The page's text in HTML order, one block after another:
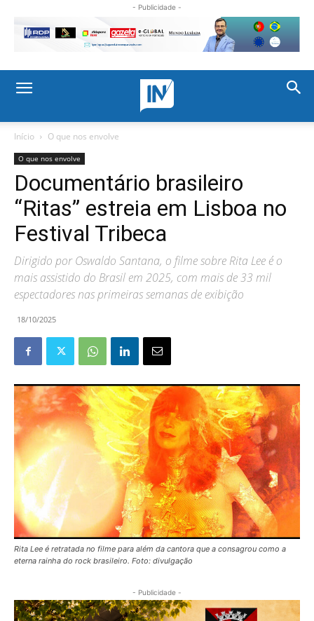
- Publicidade -
Início O que nos envolve
O que nos envolve
Documentário brasileiro
“Ritas” estreia em Lisboa no
Festival Tribeca
Dirigido por Oswaldo Santana, o filme sobre Rita Lee é o
mais assistido do Brasil em 2025, com mais de 33 mil
espectadores nas primeiras semanas de exibição
18/10/2025
Rita Lee é retratada no filme para além da cantora que a consagrou como a
eterna rainha do rock brasileiro. Foto: divulgação
- Publicidade -